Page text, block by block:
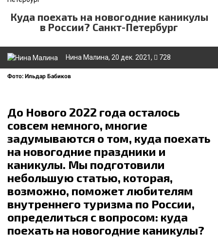
Куда поехать на новогодние каникулы
в России? Санкт-Петербург
Нина Малина, 20 дек. 2021, 728
Фото: Ильдар Бабиков
До Нового 2022 года осталось
совсем немного, многие
задумываются о том, куда поехать
на новогодние праздники и
каникулы. Мы подготовили
небольшую статью, которая,
возможно, поможет любителям
внутреннего туризма по России,
определиться с вопросом: куда
поехать на новогодние каникулы?